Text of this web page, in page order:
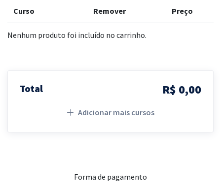
Curso Remover Preço
Nenhum produto foi incluído no carrinho.
Total R$ 0,00
Adicionar mais cursos
Forma de pagamento